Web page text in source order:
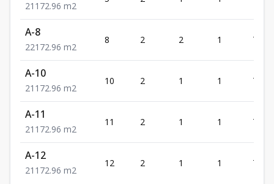
21 1 72.96 m2
A-8
221 72.96 m2
8 2 2 1 72.96
A-10
21 1 72.96 m2
10 2 1 1 72.96
A-11
21 1 72.96 m2
11 2 1 1 72.96
A-12
21 1 72.96 m2
12 2 1 1 72.96